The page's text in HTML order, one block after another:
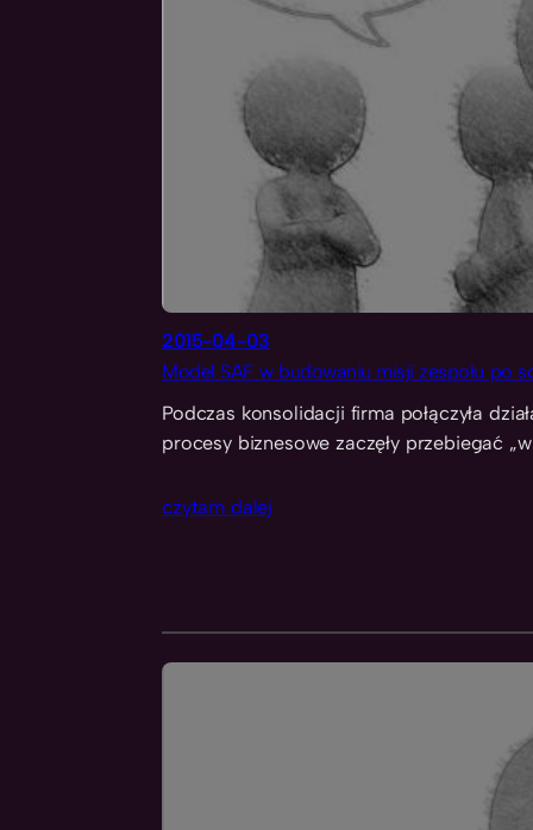
2015-04-03
Model SAF w budowaniu misji zespołu po
Podczas konsolidacji firma połączyła
procesy biznesowe zaczęły przebiegać
czytam dalej